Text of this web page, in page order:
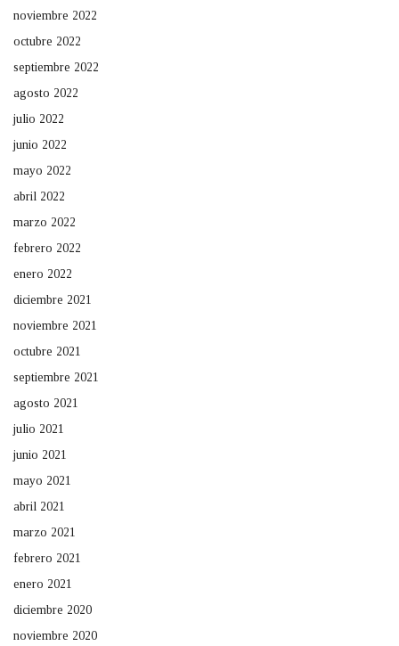
noviembre 2022
octubre 2022
septiembre 2022
agosto 2022
julio 2022
junio 2022
mayo 2022
abril 2022
marzo 2022
febrero 2022
enero 2022
diciembre 2021
noviembre 2021
octubre 2021
septiembre 2021
agosto 2021
julio 2021
junio 2021
mayo 2021
abril 2021
marzo 2021
febrero 2021
enero 2021
diciembre 2020
noviembre 2020